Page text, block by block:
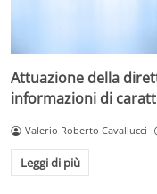
Attuazione della
informazioni di
Valerio Roberto Cavallucci
Leggi di più